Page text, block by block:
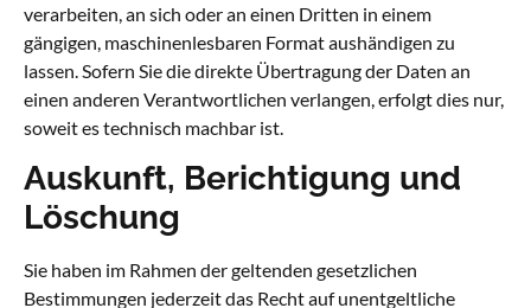
verarbeiten, an sich oder an einen Dritten in einem
gängigen, maschinenlesbaren Format aushändigen zu
lassen. Sofern Sie die direkte Übertragung der Daten an
einen anderen Verantwortlichen verlangen, erfolgt dies nur,
soweit es technisch machbar ist.
Auskunft, Berichtigung und
Löschung
Sie haben im Rahmen der geltenden gesetzlichen
Bestimmungen jederzeit das Recht auf unentgeltliche